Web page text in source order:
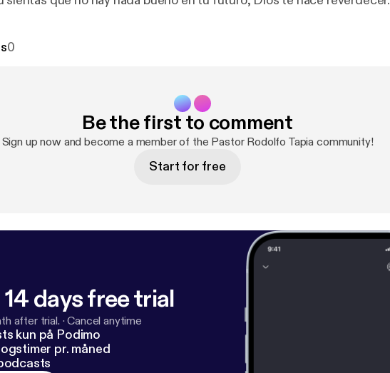
0
Be the first to comment
Sign up now and become a member of the Pastor Rodolfo Tapia community!
Start for free
days free trial
after trial. ·Cancel anytime
kun på Podimo
pr. måned